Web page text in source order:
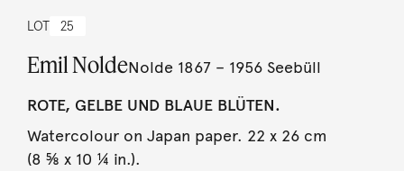
LOT 25
Emil NoldeNolde 1867 – 1956 Seebüll
ROTE, GELBE UND BLAUE BLÜTEN.
Watercolour on Japan paper. 22 x 26 cm
(8 ⅝ x 10 ¼ in.).